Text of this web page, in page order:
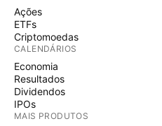
Ações
ETFs
Criptomoedas
CALENDÁRIOS
Economia
Resultados
Dividendos
IPOs
MAIS PRODUTOS